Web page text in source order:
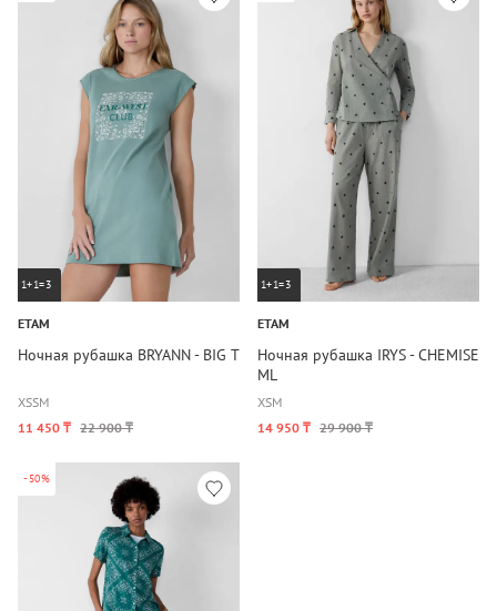
1+1=3
ETAM
Ночная рубашка BRYANN - BIG T
XSSM
11 450 ₸ 22 900 ₸
1+1=3
ETAM
Ночная рубашка IRYS - CHEMISE
ML
XSM
14 950 ₸ 29 900 ₸
-50%